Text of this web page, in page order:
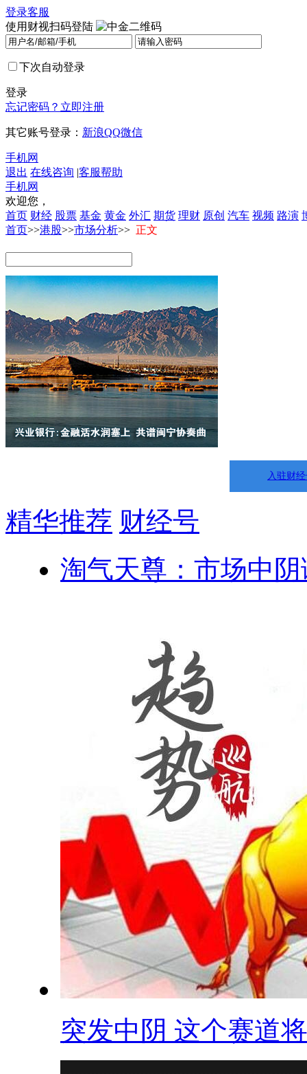
登录客服
使用财视扫码登陆
下次自动登录
登录
忘记密码？ 立即注册
其它账号登录： 新浪QQ微信
手机网
退出 在线咨询 |客服帮助
手机网
欢迎您，
首页 财经 股票 基金 黄金 外汇 期货 理财 原创 汽车 视频 路演
首页>>港股>>市场分析>> 正文
入驻财
精华推荐 财经号
淘气天尊：市场中
突发中阴 这个赛道